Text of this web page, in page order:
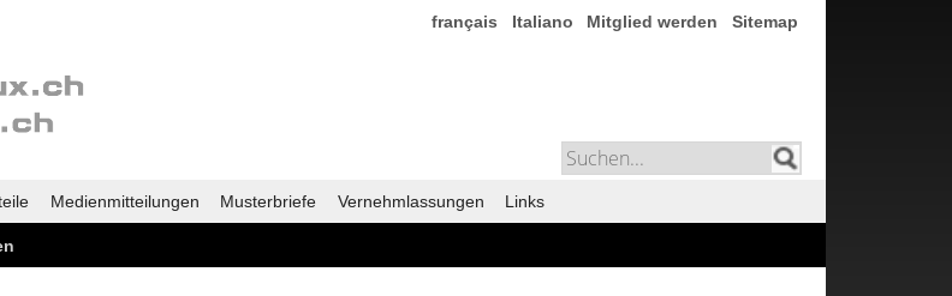
français Italiano Mitglied werden Sitemap
Medienmitteilungen Musterbriefe Vernehmlassungen Links